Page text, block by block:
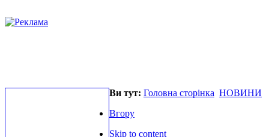
Ви тут: Головна сторінка НОВИНИ
Вгору
Skip to content